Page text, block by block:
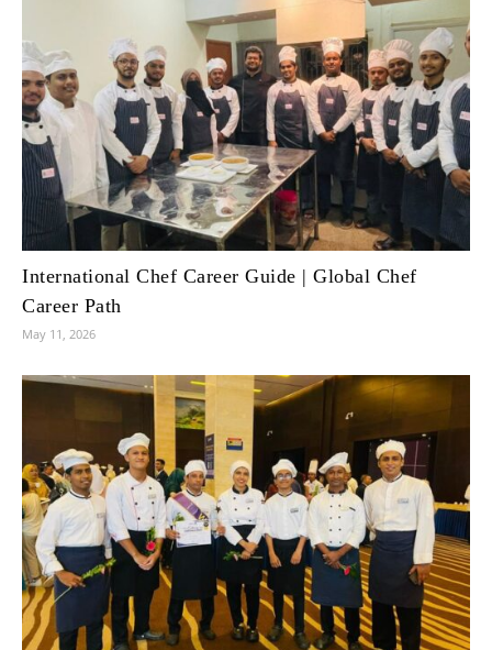
International Chef Career Guide | Global Chef
Career Path
May 11, 2026